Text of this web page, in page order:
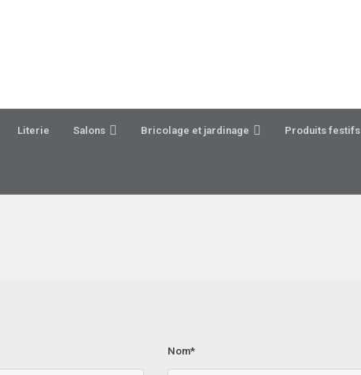
Literie Salons Bricolage et jardinage Produits festifs
Nom*